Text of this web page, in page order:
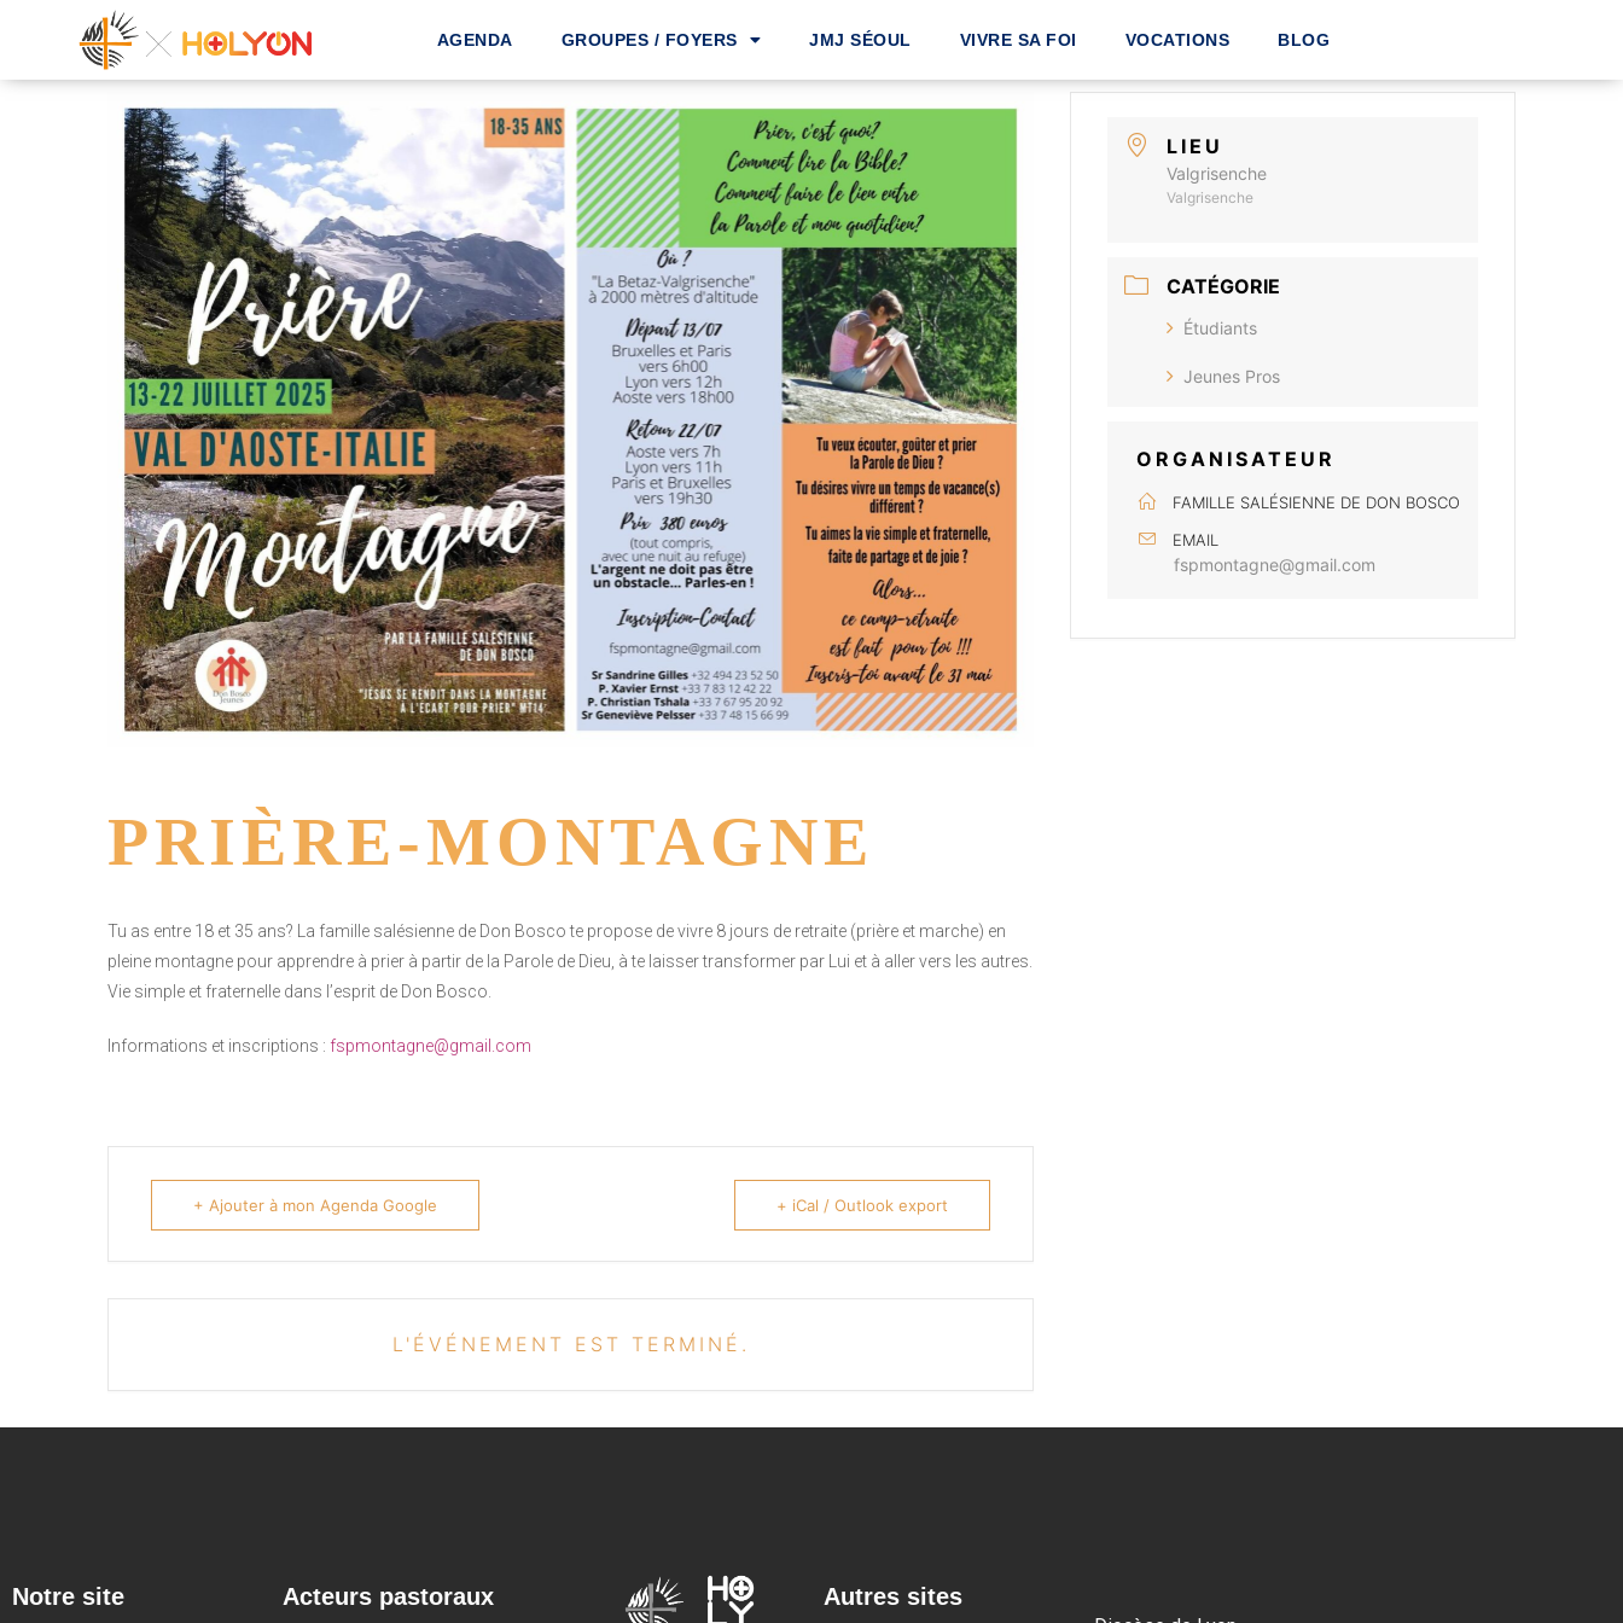
AGENDA GROUPES / FOYERS JMJ SÉOUL VIVRE SA FOI VOCATIONS BLOG
PRIÈRE-MONTAGNE
Tu as entre 18 et 35 ans? La famille salésienne de Don Bosco te propose de vivre 8 jours de retraite (prière et marche) en
pleine montagne pour apprendre à prier à partir de la Parole de Dieu, à te laisser transformer par Lui et à aller vers les autres.
Vie simple et fraternelle dans l’esprit de Don Bosco.
Informations et inscriptions : fspmontagne@gmail.com
+ Ajouter à mon Agenda Google + iCal / Outlook export
L'ÉVÉNEMENT EST TERMINÉ.
LIEU
Valgrisenche
Valgrisenche
CATÉGORIE
Étudiants
Jeunes Pros
ORGANISATEUR
FAMILLE SALÉSIENNE DE DON BOSCO
EMAIL
fspmontagne@gmail.com
Notre site Acteurs pastoraux Autres sites